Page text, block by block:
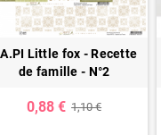
Little fox - Recette
de famille - N°2
0,88 € 1,10 €